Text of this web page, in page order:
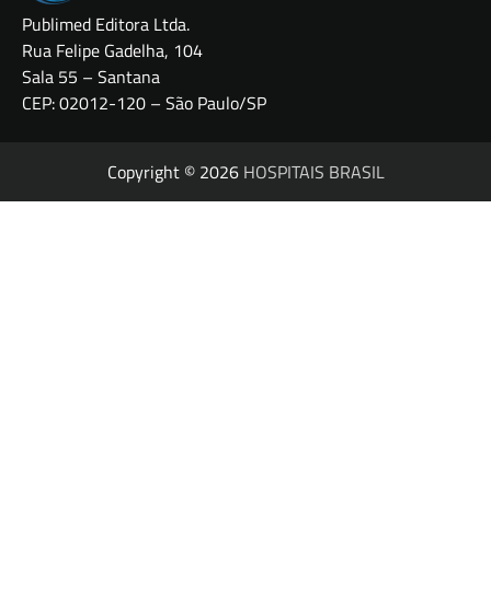
Publimed Editora Ltda.
Rua Felipe Gadelha, 104
Sala 55 – Santana
CEP: 02012-120 – São Paulo/SP
Copyright © 2026 HOSPITAIS BRASIL